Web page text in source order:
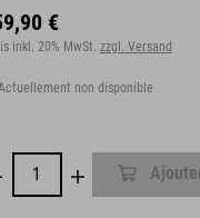
€
inkl. 20% MwSt. zzgl. Versand
non disponible